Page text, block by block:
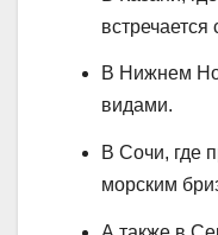
В Нижнем
видами.
В Сочи, где
морским